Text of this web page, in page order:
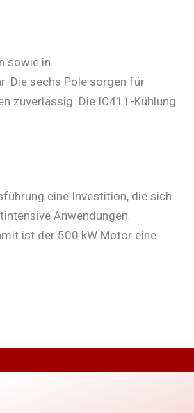
sowie in
Die sechs Pole sorgen für
zuverlässig. Die IC411-Kühlung
eine Investition, die sich
Anwendungen.
ist der 500 kW Motor eine